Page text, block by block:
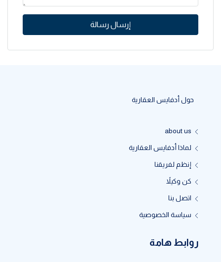
إرسال رسالة
حول أدفايس العقارية
about us
لماذا أدفايس العقارية
إنظم لفريقنا
كن وكيلاً
اتصل بنا
سياسة الخصوصية
روابط هامة